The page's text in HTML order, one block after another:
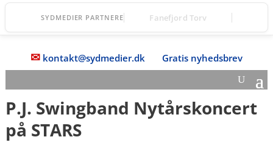
SYDMEDIER PARTNERE Fanefjord Torv
✉ kontakt@sydmedier.dk Gratis nyhedsbrev
P.J. Swingband Nytårskoncert
på STARS